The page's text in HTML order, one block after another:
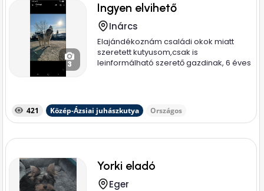
3
Ingyen elvihető
Inárcs
Elajándékoznám családi okok miatt
szeretett kutyusom,csak is
leinformálható szerető gazdinak, 6 éves
421 Közép-Ázsiai juhászkutya Országos
Yorki eladó
Eger